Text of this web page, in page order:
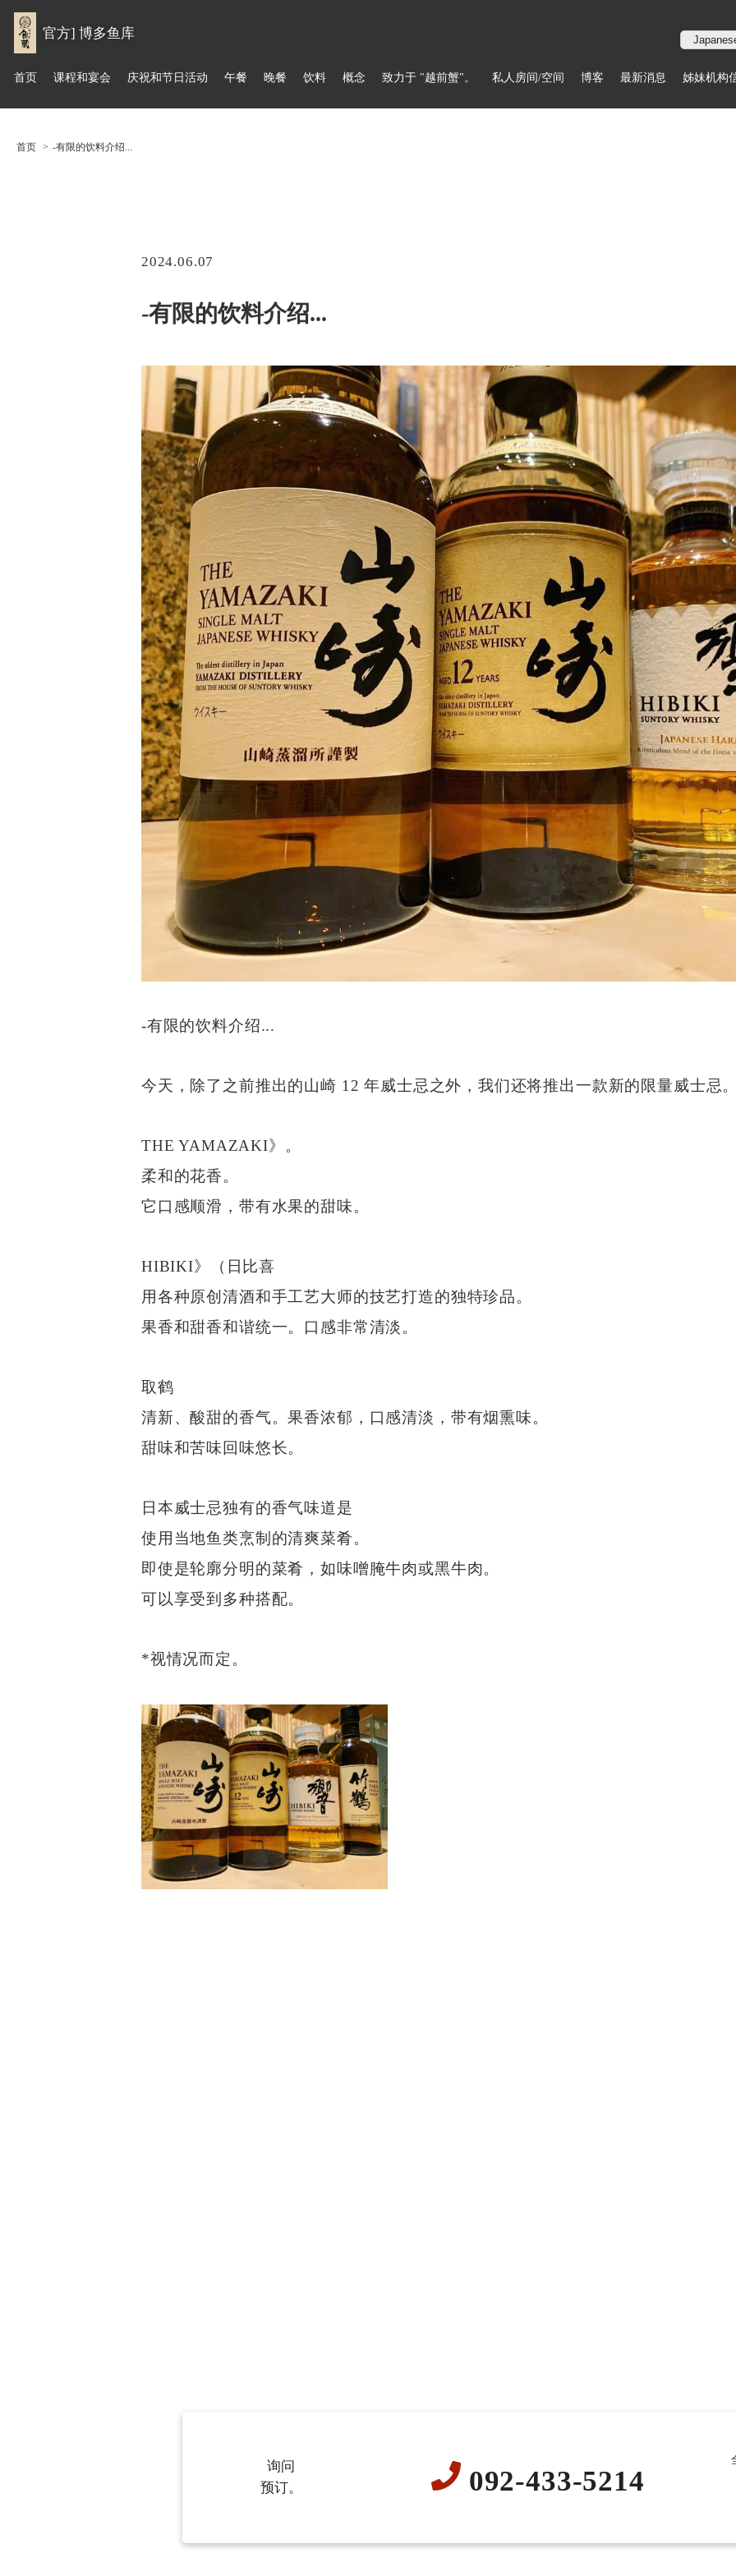
官方] 博多鱼库
首页 课程和宴会 庆祝和节日活动 午餐 晚餐 饮料 概念 致力于 "越前蟹"。 私人房间/空间 博客 最新消息 姊妹机构
首页 -有限的饮料介绍...
2024.06.07
-有限的饮料介绍...
-有限的饮料介绍...
今天，除了之前推出的山崎 12 年威士忌之外，我们还将推出一款新的限量威士忌
THE YAMAZAKI》。
柔和的花香。
它口感顺滑，带有水果的甜味。
HIBIKI》（日比喜
用各种原创清酒和手工艺大师的技艺打造的独特珍品。
果香和甜香和谐统一。口感非常清淡。
取鹤
清新、酸甜的香气。果香浓郁，口感清淡，带有烟熏味。
甜味和苦味回味悠长。
日本威士忌独有的香气味道是
使用当地鱼类烹制的清爽菜肴。
即使是轮廓分明的菜肴，如味噌腌牛肉或黑牛肉。
可以享受到多种搭配。
*视情况而定。
询问
预订。
092-433-5214